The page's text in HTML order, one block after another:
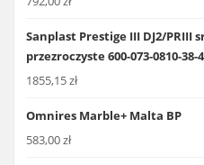
Sanplast Prestige III DJ2/PRIII
przezroczyste 600-073-0810-38-
1855,15zł
Omnires Marble+ Malta BP
583,00zł